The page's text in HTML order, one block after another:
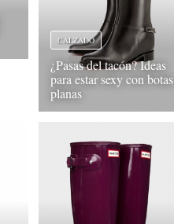
CALZADO
¿Pasas del tacón? Ideas
para estar sexy con botas
planas